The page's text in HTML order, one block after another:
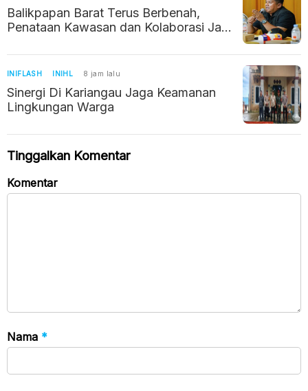
Balikpapan Barat Terus Berbenah,
Penataan Kawasan dan Kolaborasi Jadi
INIFLASH INIHL 8 jam lalu
Sinergi Di Kariangau Jaga Keamanan
Lingkungan Warga
Tinggalkan Komentar
Komentar
Nama *